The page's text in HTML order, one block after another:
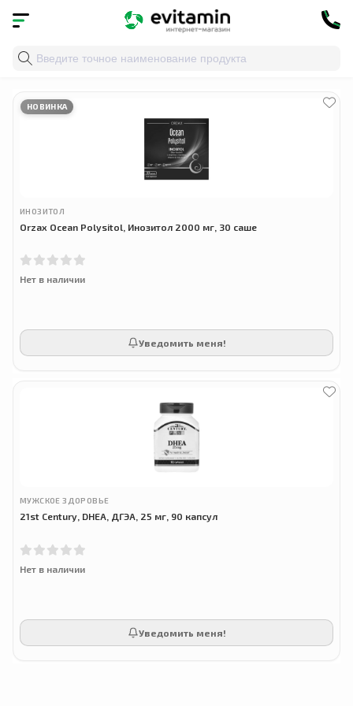
Главная » женское здоровье
НОВИНКА
ИНОЗИТОЛ
Orzax Ocean Polysitol, Инозитол 2000 мг, 30 саше
Нет в наличии
Уведомить меня!
МУЖСКОЕ ЗДОРОВЬЕ
21st Century, DHEA, ДГЭА, 25 мг, 90 капсул
Нет в наличии
Уведомить меня!